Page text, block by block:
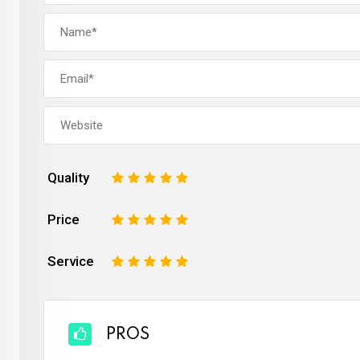
Quality 5
4
3
2
Price 5
4
3
2
Service 5
4
3
2
PROS